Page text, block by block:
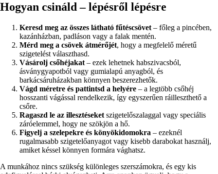
Hogyan csináld – lépésről lépésre
Keresd meg az összes látható fűtéscsövet – főleg a pincében,
kazánházban, padláson vagy a falak mentén.
Mérd meg a csövek átmérőjét, hogy a megfelelő méretű
szigetelést választhasd.
Vásárolj csőhéjakat – ezek lehetnek habszivacsból,
ásványgyapotból vagy gumialapú anyagból, és
barkácsáruházakban könnyen beszerezhetők.
Vágd méretre és pattintsd a helyére – a legtöbb csőhéj
hosszanti vágással rendelkezik, így egyszerűen ráilleszthető a
csőre.
Ragaszd le az illesztéseket szigetelőszalaggal vagy speciális
záróelemmel, hogy ne szökjön a hő.
Figyelj a szelepekre és könyökidomokra – ezeknél
rugalmasabb szigetelőanyagot vagy kisebb darabokat használj,
amiket késsel könnyen formára vághatsz.
A munkához nincs szükség különleges szerszámokra, és egy kis